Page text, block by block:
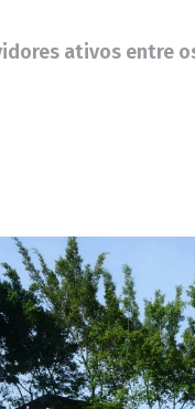
ativos entre